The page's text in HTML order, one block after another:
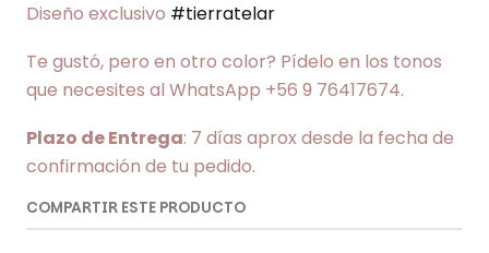
Diseño exclusivo #tierratelar
Te gustó, pero en otro color? Pídelo en los tonos
que necesites al WhatsApp +56 9 76417674.
Plazo de Entrega: 7 días aprox desde la fecha de
confirmación de tu pedido.
COMPARTIR ESTE PRODUCTO